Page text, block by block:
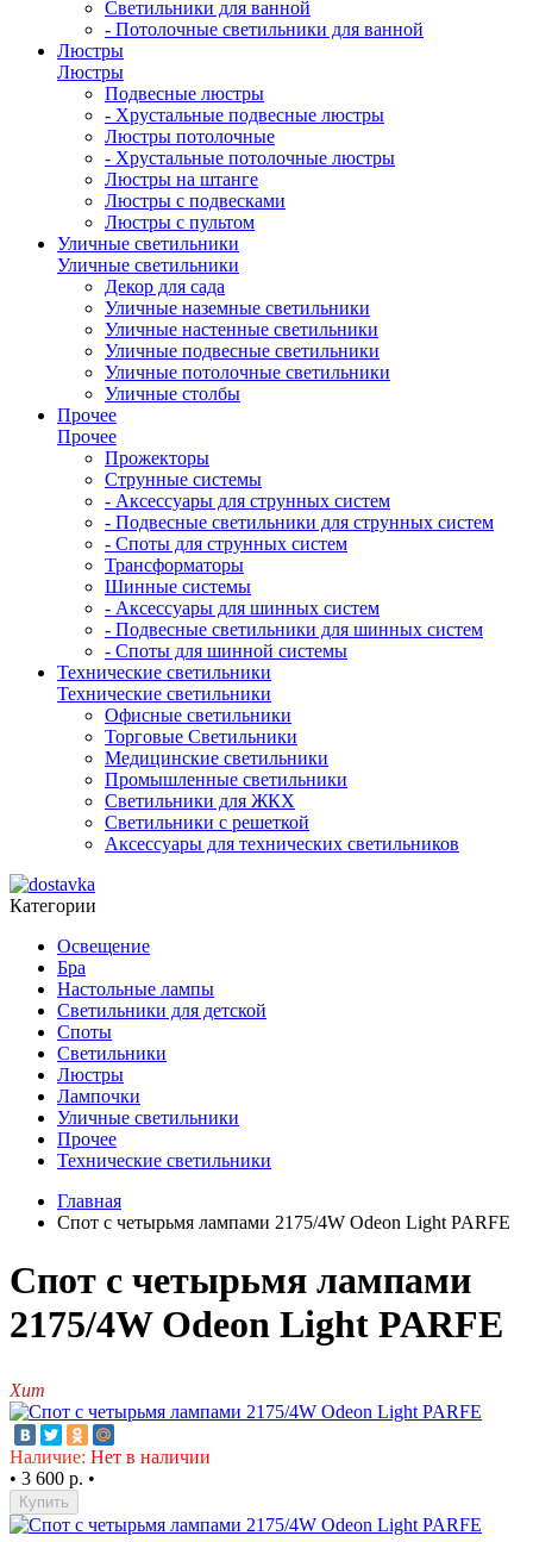
Светильники для ванной
- Потолочные светильники для ванной
Люстры
Люстры
Подвесные люстры
- Хрустальные подвесные люстры
Люстры потолочные
- Хрустальные потолочные люстры
Люстры на штанге
Люстры с подвесками
Люстры с пультом
Уличные светильники
Уличные светильники
Декор для сада
Уличные наземные светильники
Уличные настенные светильники
Уличные подвесные светильники
Уличные потолочные светильники
Уличные столбы
Прочее
Прочее
Прожекторы
Струнные системы
- Аксессуары для струнных систем
- Подвесные светильники для струнных систем
- Споты для струнных систем
Трансформаторы
Шинные системы
- Аксессуары для шинных систем
- Подвесные светильники для шинных систем
- Споты для шинной системы
Технические светильники
Технические светильники
Офисные светильники
Торговые Светильники
Медицинские светильники
Промышленные светильники
Светильники для ЖКХ
Светильники с решеткой
Аксессуары для технических светильников
Категории
Освещение
Бра
Настольные лампы
Светильники для детской
Споты
Светильники
Люстры
Лампочки
Уличные светильники
Прочее
Технические светильники
Главная
Спот с четырьмя лампами 2175/4W Odeon Light PARFE
Спот с четырьмя лампами
2175/4W Odeon Light PARFE
Хит
Наличие: Нет в наличии
• 3 600 р. •
Купить